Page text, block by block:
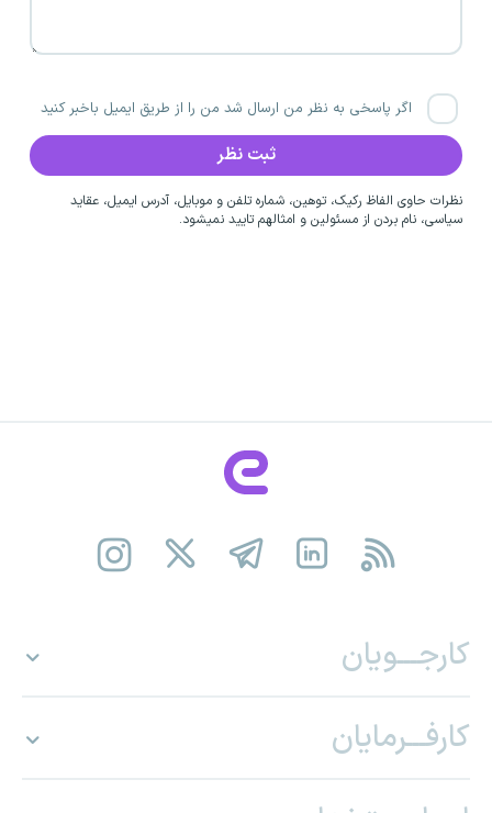
اگر پاسخی به نظر من ارسال شد من را از طریق ایمیل باخبر کنید
نظرات حاوی الفاظ رکیک، توهین، شماره تلفن و موبایل، آدرس ایمیل، عقاید
سیاسی، نام بردن از مسئولین و امثالهم تایید نمیشود.
کارجـــویان
کارفـــرمایان